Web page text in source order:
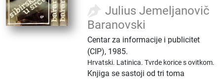
Julius Jemeljanovič
Baranovski
Centar za informacije i publicitet
(CIP), 1985.
Hrvatski. Latinica.Tvrde korice s ovitkom.
Knjiga se sastoji od tri toma